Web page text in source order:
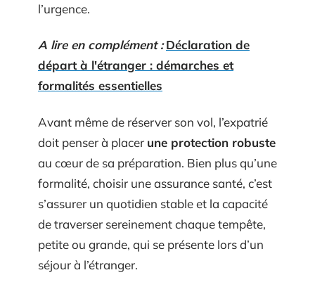
l’urgence.
A lire en complément : Déclaration de
départ à l'étranger : démarches et
formalités essentielles
Avant même de réserver son vol, l’expatrié
doit penser à placer une protection robuste
au cœur de sa préparation. Bien plus qu’une
formalité, choisir une assurance santé, c’est
s’assurer un quotidien stable et la capacité
de traverser sereinement chaque tempête,
petite ou grande, qui se présente lors d’un
séjour à l’étranger.